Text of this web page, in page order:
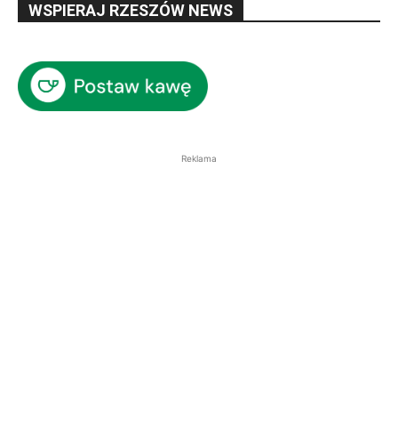
WSPIERAJ RZESZÓW NEWS
Reklama